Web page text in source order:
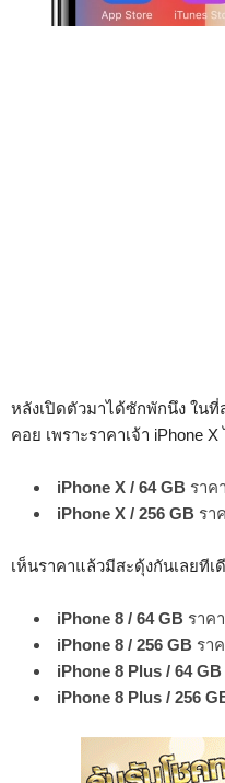
หลังเปิดตัวมาได้ซักพักนึง ในที่
คอย เพราะราคาเจ้า iPhone
iPhone X / 64 GB ราค
iPhone X / 256 GB รา
เห็นราคาแล้วมีสะดุ้งกันเลยทีเ
iPhone 8 / 64 GB ราค
iPhone 8 / 256 GB รา
iPhone 8 Plus / 64 GB
iPhone 8 Plus / 256